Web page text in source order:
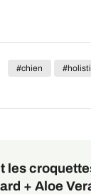
#chien
les
+ Aloe